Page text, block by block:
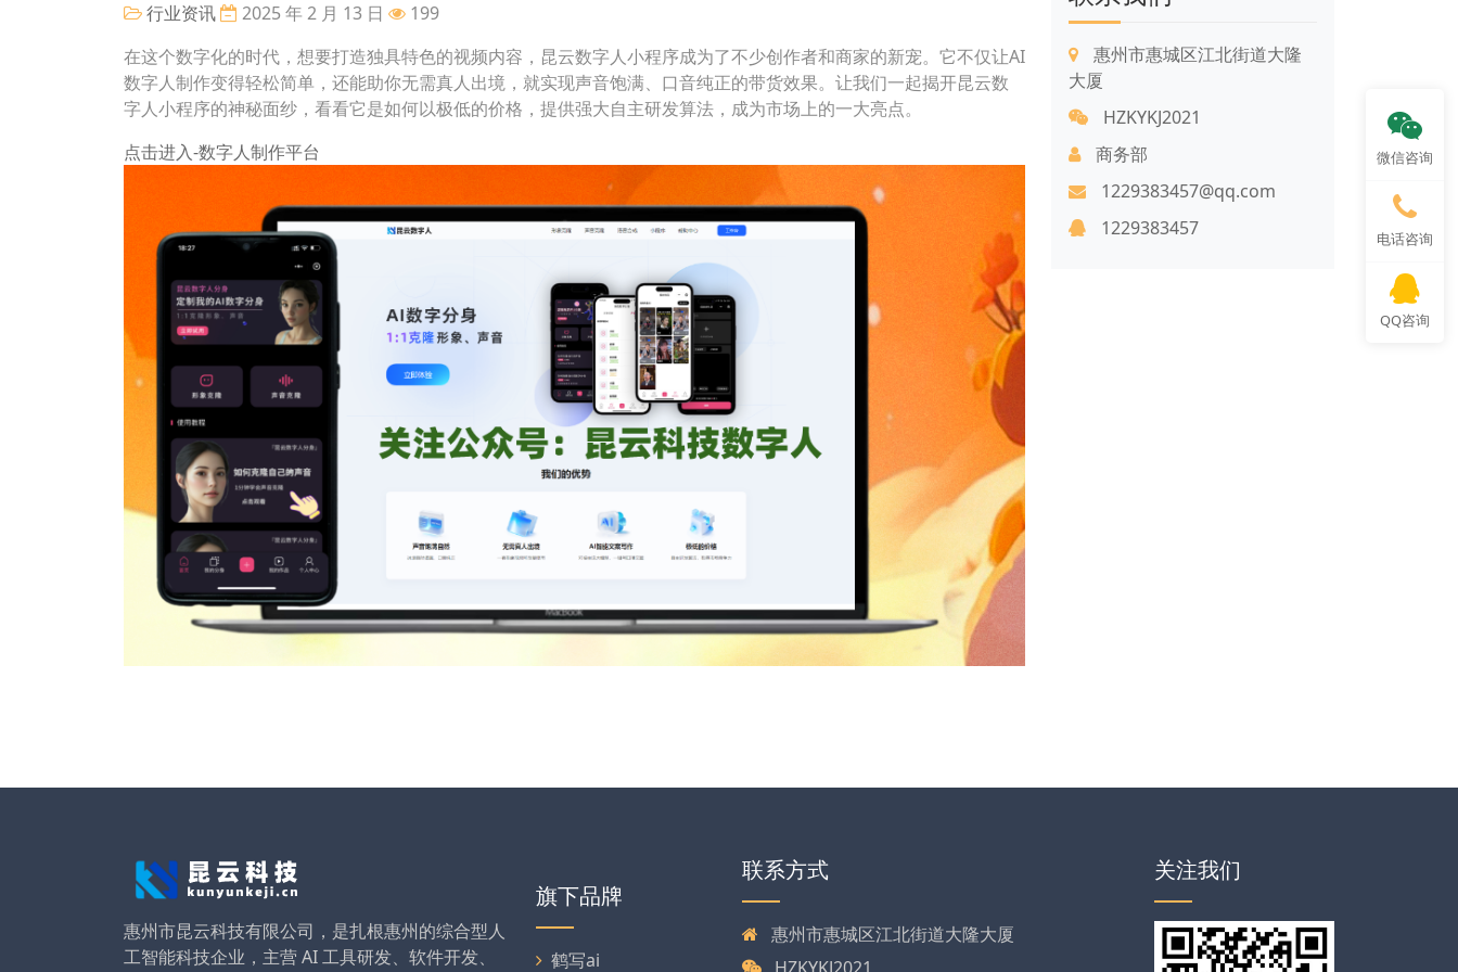
行业资讯 2025 年 2 月 13 日
199
在这个数字化的时代，想要打造独具特色的视频内容，昆云数字人小程序成为了不少创作者和商家的新宠。它不仅让AI
数字人制作变得轻松简单，还能助你无需真人出境，就实现声音饱满、口音纯正的带货效果。让我们一起揭开昆云数
字人小程序的神秘面纱，看看它是如何以极低的价格，提供强大自主研发算法，成为市场上的一大亮点。
点击进入-数字人制作平台
惠州市惠城区江北街道大隆
大厦
HZKYKJ2021
商务部
1229383457@qq.com
1229383457
惠州市昆云科技有限公司，是扎根惠州的综合型人
工智能科技企业，主营 AI 工具研发、软件开发、
旗下品牌
鹤写ai
联系方式
惠州市惠城区江北街道大隆大厦
关注我们
微信咨询
电话咨询
QQ咨询